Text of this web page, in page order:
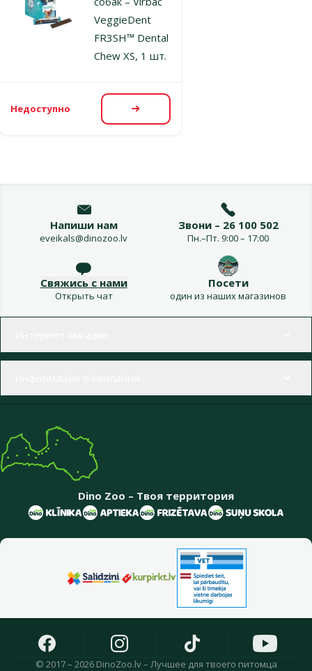
VeggieDent
FR3SH™ Dental
Chew XS, 1 шт.
Недоступно Посмотреть
Напиши нам
eveikals@dinozoo.lv
Звони – 26 100 502
Пн.–Пт. 9:00 – 17:00
Свяжись с нами
Открыть чат
Посети
один из наших магазинов
Dino Zoo – Твоя территория
© 2017 – 2026 DinoZoo.lv – Лучшее для твоего питомца